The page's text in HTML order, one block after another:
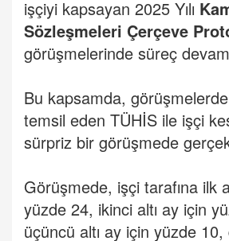
işçiyi kapsayan 2025 Yılı
Sözleşmeleri Çerçeve
görüşmelerinde süreç
Bu kapsamda,
temsil eden TÜHİS ile işçi
sürpriz bir görüşmede
Görüşmede, işçi tarafına ilk
yüzde 24, ikinci altı ay için
üçüncü altı ay için yüzde 10,